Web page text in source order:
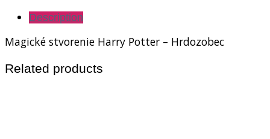
Description
Magické stvorenie Harry Potter – Hrdozobec
Related products